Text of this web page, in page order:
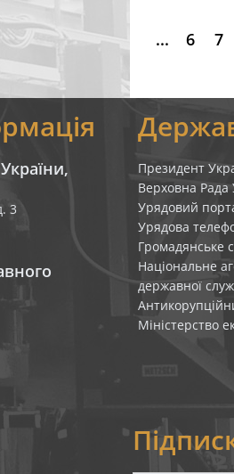
... 6 7
3
Президент
Верховна Рада
Урядовий
Урядова
Громадянське
Національне
державної
Міністерство